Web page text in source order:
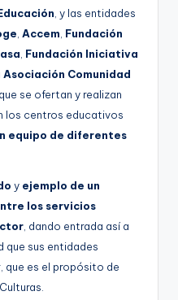
, y las entidades
Accem Fundación
Fundación Iniciativa
Asociación Comunidad
que se ofertan y realizan
los centros educativos
equipo de diferentes
y ejemplo de un
los servicios
, dando entrada así a
que sus entidades
que es el propósito de